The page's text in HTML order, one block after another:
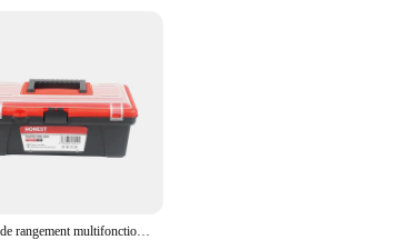
longevity, making it a reliable choice for professionals and DIY
who values a well-organized workspace. The robust
ergonomic design features multiple compartments and trays,
glance, reducing the time spent searching for the right tool.
Boîte de rangement multifonctionnelle en plastique ABS avec poignée, outil portable, outil d'évaluation, multi-usage pour voiture et maison, 12 po